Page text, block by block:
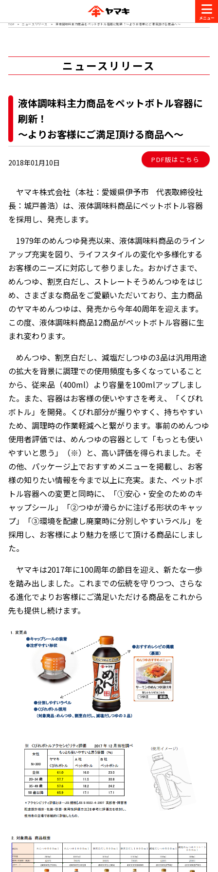
旨さ、別格。だし屋の鍋 韓福善シリーズ
サッと鍋® 楽チン鍋®
楽チン屋® ストレートつゆ
新鮮一番
『踊り節』
だし粉
おいしいレシピを探す
おいしいレシピトップ
主食レシピ
主菜レシピ
汁物レシピ
時短レシピ
おいしいレシピを商品から探す
かつお節レシピ
めんつゆレシピ
割烹白だしレシピ
レシピ特設サイト
割烹白だしレシピ特集
だし巻き卵特集
かつおだしが決め手！簡単茶碗蒸し
かつお節・だしを楽しむ
かつお節・だしを知る
だしの取り方
かつお節の削り方
かつお節・だしをもっと知る
ヤマキ かつお節プラス®
かつお節・だしを楽しむ
だしコミュ
CM・キャンペーン
キャンペーン一覧
- 百年対話
- ヤマキ かつお節プラス®
採用情報
- ジョブリターン制
お問い合わせ
ヤマキお客様相談室
オンラインショップ
コミュニティサイト
Global
TOP ニュースリリース 液体調味料主力商品をペットボトル容器に刷新！～よりお客様にご満足頂ける商品へ～
ニュースリリース
液体調味料主力商品をペットボトル容器に
刷新！
～よりお客様にご満足頂ける商品へ～
2018年01月10日 PDF版はこちら
ヤマキ株式会社（本社：愛媛県伊予市 代表取締役社
長：城戸善浩）は、液体調味料商品にペットボトル容器
を採用し、発売します。
1979年のめんつゆ発売以来、液体調味料商品のライン
アップ充実を図り、ライフスタイルの変化や多様化する
お客様のニーズに対応して参りました。おかげさまで、
めんつゆ、割烹白だし、ストレートそうめんつゆをはじ
め、さまざまな商品をご愛顧いただいており、主力商品
のヤマキめんつゆは、発売から今年40周年を迎えます。
この度、液体調味料商品12商品がペットボトル容器に生
まれ変わります。
めんつゆ、割烹白だし、減塩だしつゆの3品は汎用用途
の拡大を背景に調理での使用頻度も多くなっていること
から、従来品（400ml）より容量を100mlアップしまし
た。また、容器はお客様の使いやすさを考え、「くびれ
ボトル」を開発。くびれ部分が握りやすく、持ちやすい
ため、調理時の作業軽減へと繋がります。事前のめんつゆ
使用者評価では、めんつゆの容器として「もっとも使い
やすいと思う」（※）と、高い評価を得られました。そ
の他、パッケージ上でおすすめメニューを掲載し、お客
様の知りたい情報を今まで以上に充実。また、ペットボ
トル容器への変更と同時に、「①安心・安全のためのキ
ャップシール」「②つゆが滑らかに注げる形状のキャッ
プ」「③環境を配慮し廃棄時に分別しやすいラベル」を
採用し、お客様により魅力を感じて頂ける商品にしまし
た。
ヤマキは2017年に100周年の節目を迎え、新たな一歩
を踏み出しました。これまでの伝統を守りつつ、さらな
る進化でよりお客様にご満足いただける商品をこれから
先も提供し続けます。